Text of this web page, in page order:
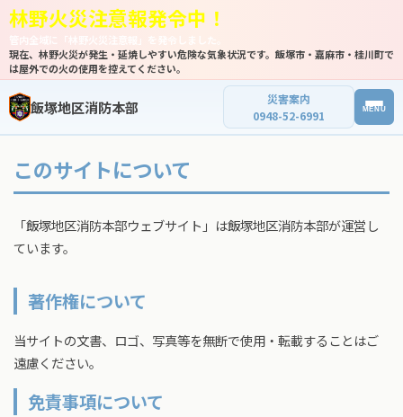
林野火災注意報発令中！
現在、林野火災が発生・延焼しやすい危険な気象状況です。飯塚市・嘉麻市・桂川町で
は屋外での火の使用を控えてください。
飯塚地区消防本部
災害案内
0948-52-6991
MENU
新着情報
よくある質問
様式ダウンロード
消防本部について
このサイトについて
「飯塚地区消防本部ウェブサイト」は飯塚地区消防本部が運営し
ています。
著作権について
当サイトの文書、ロゴ、写真等を無断で使用・転載することはご
遠慮ください。
免責事項について